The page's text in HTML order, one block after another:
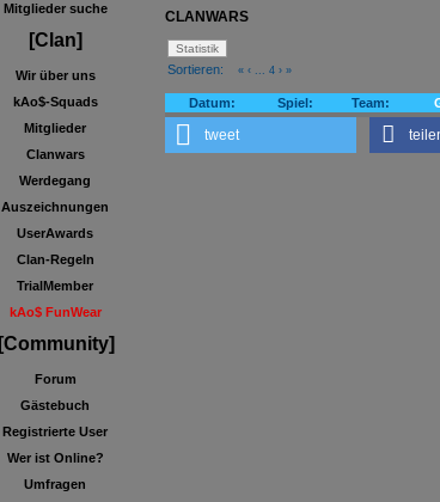
Mitglieder suche
[Clan]
Wir über uns
kAo$-Squads
Mitglieder
Clanwars
Werdegang
Auszeichnungen
UserAwards
Clan-Regeln
TrialMember
kAo$ FunWear
[Community]
Forum
Gästebuch
Registrierte User
Wer ist Online?
Umfragen
CLANWARS
Sortieren: « ‹ 4 › »
Datum: Spiel: Team:
tweet